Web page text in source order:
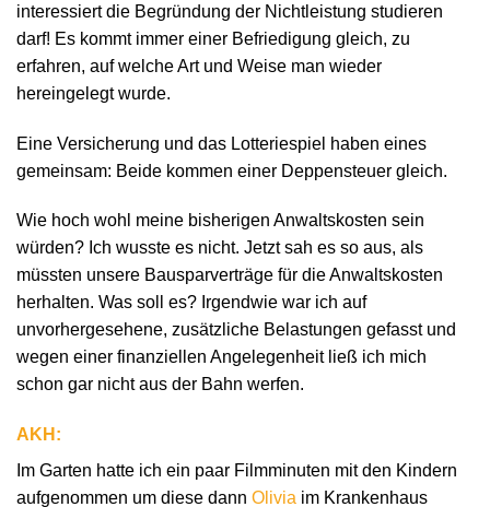
interessiert die Begründung der Nichtleistung studieren
darf! Es kommt immer einer Befriedigung gleich, zu
erfahren, auf welche Art und Weise man wieder
hereingelegt wurde.
Eine Versicherung und das Lotteriespiel haben eines
gemeinsam: Beide kommen einer Deppensteuer gleich.
Wie hoch wohl meine bisherigen Anwaltskosten sein
würden? Ich wusste es nicht. Jetzt sah es so aus, als
müssten unsere Bausparverträge für die Anwaltskosten
herhalten. Was soll es? Irgendwie war ich auf
unvorhergesehene, zusätzliche Belastungen gefasst und
wegen einer finanziellen Angelegenheit ließ ich mich
schon gar nicht aus der Bahn werfen.
AKH:
Im Garten hatte ich ein paar Filmminuten mit den Kindern
aufgenommen um diese dann Olivia im Krankenhaus